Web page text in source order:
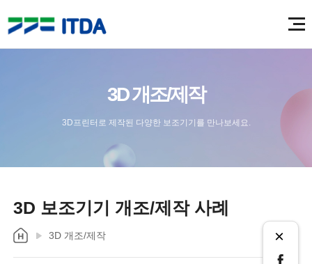
3D 개조/제작
3D프린터로 제작된 다양한 보조기기를 만나보세요.
3D 보조기기 개조/제작 사례
3D 개조/제작 ×